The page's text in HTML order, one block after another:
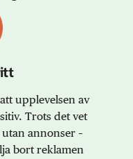
upplevelsen av
Trots det vet
annonser –
bort reklamen